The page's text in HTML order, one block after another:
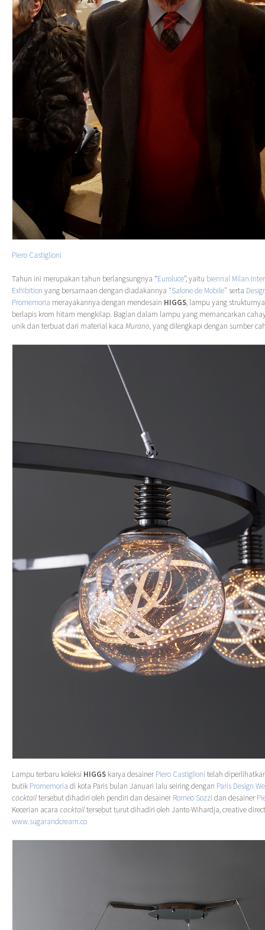
Piero Castiglioni
Tahun ini merupakan tahun berlangsungnya “Euroluce”, yaitu biennal Milan
Exhibition yang bersamaan dengan diadakannya “Salone de Mobile” serta
Promemoria merayakannya dengan mendesain HIGGS, lampu yang
berlapis krom hitam mengkilap. Bagian dalam lampu yang memancarkan
unik dan terbuat dari material kaca Murano, yang dilengkapi dengan sumber
Lampu terbaru koleksi HIGGS karya desainer Piero Castiglioni telah
butik Promemoria di kota Paris bulan Januari lalu seiring dengan Paris Design
cocktailtersebut dihadiri oleh pendiri dan desainer Romeo Sozzi dan desainer
Kecerian acara cocktailtersebut turut dihadiri oleh Janto Wihardja, creative
www.sugarandcream.co